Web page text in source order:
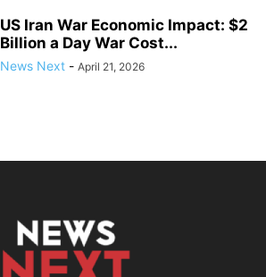
US Iran War Economic Impact: $2
Billion a Day War Cost...
News Next - April 21, 2026